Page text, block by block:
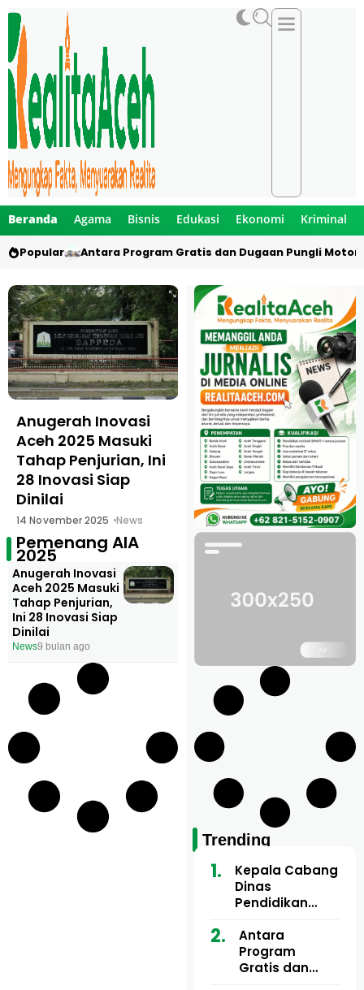
Beranda Agama Bisnis Edukasi Ekonomi Kriminal
Popular Antara Program Gratis dan Dugaan Pungli Motor
Anugerah Inovasi
Aceh 2025 Masuki
Tahap Penjurian, Ini
28 Inovasi Siap
Dinilai
14 November 2025 News
Pemenang AIA
2025
Anugerah Inovasi
Aceh 2025 Masuki
Tahap Penjurian,
Ini 28 Inovasi Siap
Dinilai
News9 bulan ago
Trending
Kepala Cabang
Dinas
Pendidikan
Utara Buka
Pelatihan Deep
Learning serta
Antara
Program
Gratis dan